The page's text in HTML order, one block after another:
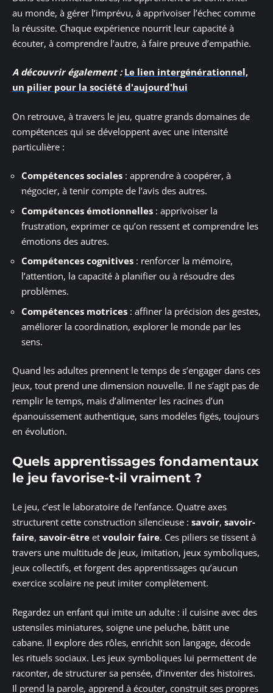
au monde, à gérer l’imprévu, à apprivoiser l’échec comme
la réussite. Chaque expérience nourrit leur capacité à
écouter, à comprendre l’autre, à faire preuve d’empathie.
A découvrir également : Le lien intergénérationnel,
un pilier pour la société d'aujourd'hui
On retrouve, à travers le jeu, quatre grands domaines de
compétences qui se développent avec une intensité
particulière :
Compétences sociales : apprendre à coopérer, à
négocier, à tenir compte de l’avis des autres.
Compétences émotionnelles : apprivoiser la
frustration, exprimer ce qu’on ressent et comprendre les
émotions des autres.
Compétences cognitives : renforcer la mémoire,
l’attention, la capacité à planifier ou à résoudre des
problèmes.
Compétences motrices : affiner la précision des gestes,
améliorer la coordination, explorer le monde par les
sens.
Quand les adultes prennent le temps de s’engager dans ces
jeux, tout prend une dimension nouvelle. Il ne s’agit pas de
remplir le temps, mais d’alimenter les racines d’un
épanouissement authentique, sans modèles figés, toujours
en évolution.
Quels apprentissages fondamentaux
le jeu favorise-t-il vraiment ?
Le jeu, c’est le laboratoire de l’enfance. Quatre axes
structurent cette construction silencieuse : savoir, savoir-
faire, savoir-être et vouloir faire. Ces piliers se tissent à
travers une multitude de jeux, imitation, jeux symboliques,
jeux collectifs, et forgent des apprentissages qu’aucun
exercice scolaire ne peut imiter complètement.
Regardez un enfant qui imite un adulte : il cuisine avec des
ustensiles miniatures, soigne une peluche, bâtit une
cabane. Il explore des rôles, enrichit son langage, décode
les rituels sociaux. Les jeux symboliques lui permettent de
raconter, de structurer sa pensée, d’inventer des histoires.
Il prend la parole, apprend à écouter, construit ses propres